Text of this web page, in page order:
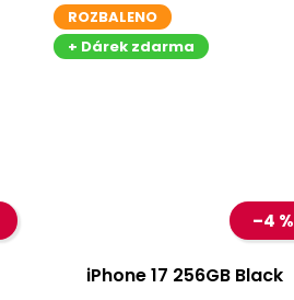
ROZBALENO
+ Dárek zdarma
–4 %
iPhone 17 256GB Black